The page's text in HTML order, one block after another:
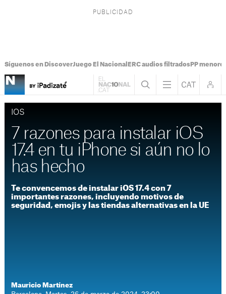
Síguenos en DiscoverJuego El Nacional ERC audios filtradosPP
IOS
7 razones para instalar iOS
17.4 en tu iPhone si aún no lo
has hecho
Te convencemos de instalar iOS 17.4 con 7
importantes razones, incluyendo motivos de
seguridad, emojis y las tiendas alternativas en la UE
Mauricio Martínez